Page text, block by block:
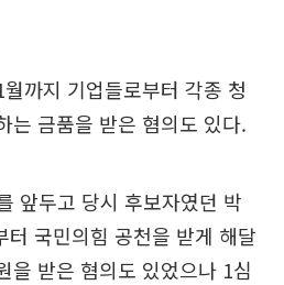
까지 기업들로부터 각종 청
는 금품을 받은 혐의도 있다.
앞두고 당시 후보자였던 박
터 국민의힘 공천을 받게 해달
을 받은 혐의도 있었으나 1심